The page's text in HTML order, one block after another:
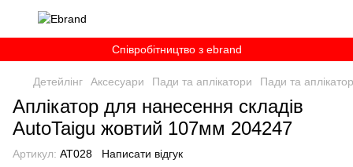
Співробітництво з ebrand
Детейлінг Аксесуари Пади та аплікатори Пади та
Аплікатор для нанесення складів
AutoTaigu жовтий 107мм 204247
Артикул: AT028 Написати відгук